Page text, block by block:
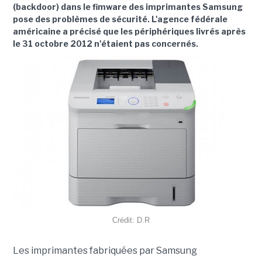
(backdoor) dans le fimware des imprimantes Samsung
pose des problèmes de sécurité. L'agence fédérale
américaine a précisé que les périphériques livrés après
le 31 octobre 2012 n'étaient pas concernés.
Crédit: D.R
Les imprimantes fabriquées par Samsung